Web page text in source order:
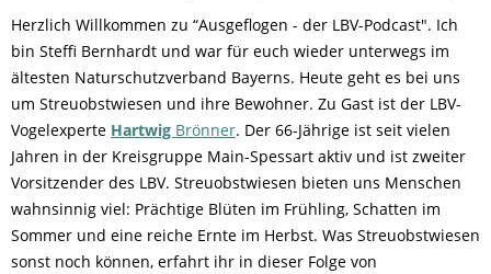
Herzlich Willkommen zu “Ausgeflogen - der LBV-Podcast". Ich
bin Steffi Bernhardt und war für euch wieder unterwegs im
ältesten Naturschutzverband Bayerns. Heute geht es bei uns
um Streuobstwiesen und ihre Bewohner. Zu Gast ist der LBV-
Vogelexperte Hartwig Brönner. Der 66-Jährige ist seit vielen
Jahren in der Kreisgruppe Main-Spessart aktiv und ist zweiter
Vorsitzender des LBV. Streuobstwiesen bieten uns Menschen
wahnsinnig viel: Prächtige Blüten im Frühling, Schatten im
Sommer und eine reiche Ernte im Herbst. Was Streuobstwiesen
sonst noch können, erfahrt ihr in dieser Folge von